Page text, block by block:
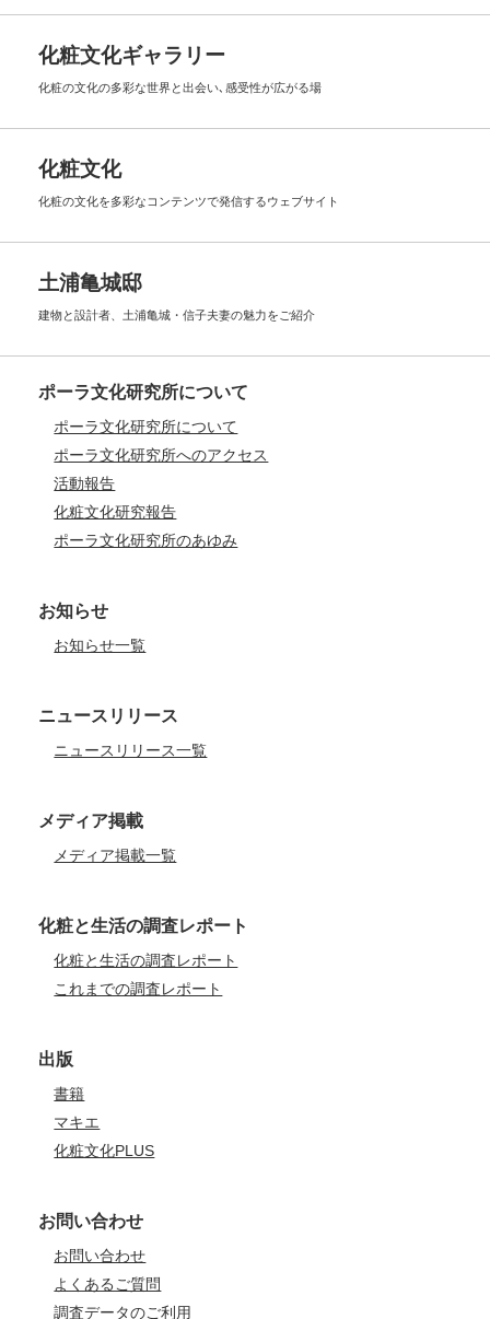
化粧文化ギャラリー
化粧の文化の多彩な世界と出会い､ 感受性が広がる場
化粧文化
化粧の文化を多彩なコンテンツで発信するウェブサイト
土浦亀城邸
建物と設計者、土浦亀城・信子夫妻の魅力をご紹介
ポーラ文化研究所について
ポーラ文化研究所について
ポーラ文化研究所へのアクセス
活動報告
化粧文化研究報告
ポーラ文化研究所のあゆみ
お知らせ
お知らせ一覧
ニュースリリース
ニュースリリース一覧
メディア掲載
メディア掲載一覧
化粧と生活の調査レポート
化粧と生活の調査レポート
これまでの調査レポート
出版
書籍
マキエ
化粧文化PLUS
お問い合わせ
お問い合わせ
よくあるご質問
調査データのご利用